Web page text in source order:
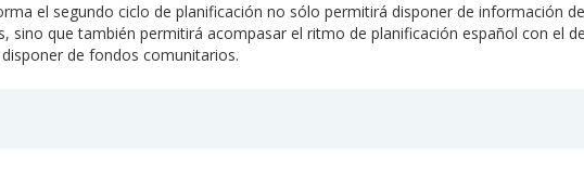
el segundo ciclo de planificación no sólo permitirá disponer de información
sino que también permitirá acompasar el ritmo de planificación español con el
de fondos comunitarios.